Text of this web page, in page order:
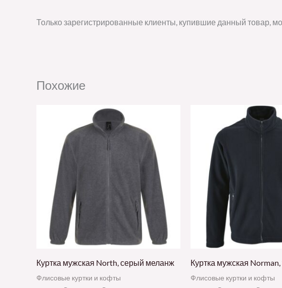
Только зарегистрированные клиенты, купившие данный товар,
Похожие
Куртка мужская North, серый меланж
Флисовые куртки и кофты
Куртка мужская
Флисовые куртки и кофты